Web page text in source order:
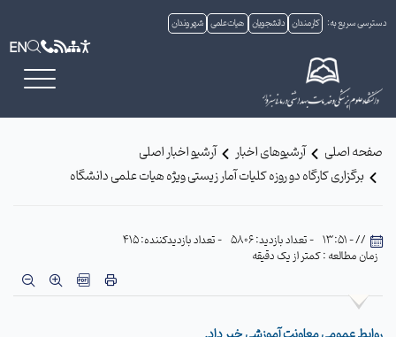
دسترسی سریع به: کارمندان دانشجویان هیات علمی شهروندان
EN
صفحه اصلی آرشیوهای اخبار
آرشیو اخبار اصلی
برگزاری کارگاه دو روزه کلیات آمار زیستی ویژه هیات علمی دانشگاه
// - 13:51 - تعداد بازدید: 5806
- تعداد بازدیدکننده: 415
زمان مطالعه : کمتر از یک دقیقه